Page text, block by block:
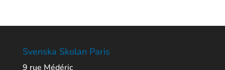
Svenska Skolan Paris
9 rue Médéric